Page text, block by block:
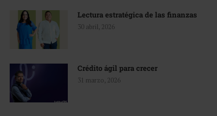
Lectura estratégica de las finanzas
30 abril, 2026
Crédito ágil para crecer
31 marzo, 2026